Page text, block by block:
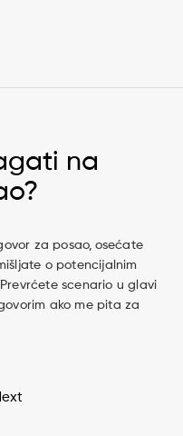
na
za posao, osećate
o potencijalnim
scenario u glavi
ako me pita za